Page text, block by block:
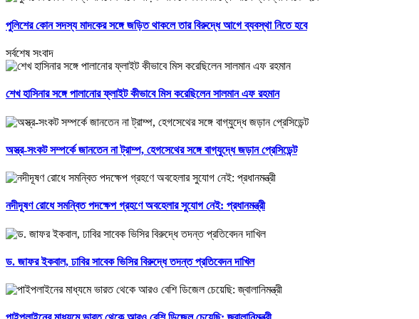
পুলিশের কোন সদস্য মাদকের সঙ্গে জড়িত থাকলে তার বিরুদ্ধে আগে ব্যবস্থা নিতে হবে
সর্বশেষ সংবাদ
শেখ হাসিনার সঙ্গে পালানোর ফ্লাইট কীভাবে মিস করেছিলেন সালমান এফ রহমান
অস্ত্র-সংকট সম্পর্কে জানতেন না ট্রাম্প, হেগসেথের সঙ্গে বাগ্‌যুদ্ধে জড়ান প্রেসিডেন্ট
নদীদূষণ রোধে সমন্বিত পদক্ষেপ গ্রহণে অবহেলার সুযোগ নেই: প্রধানমন্ত্রী
ড. জাফর ইকবাল, ঢাবির সাবেক ভিসির বিরুদ্ধে তদন্ত প্রতিবেদন দাখিল